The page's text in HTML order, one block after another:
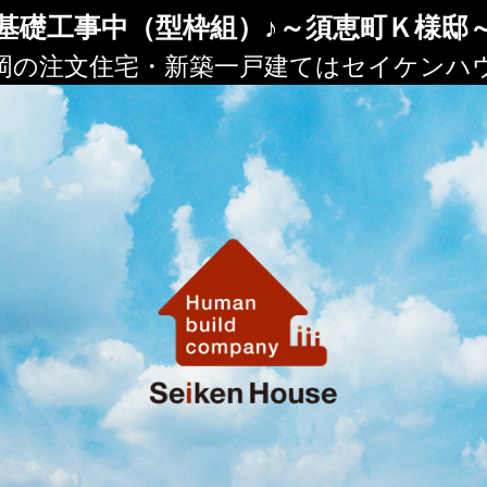
礎工事中（型枠組）♪～須恵町Ｋ様邸
の注文住宅・新築一戸建てはセイケンハ